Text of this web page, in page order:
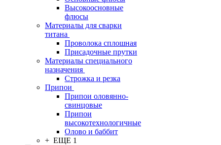
Высокоосновные
флюсы
Материалы для сварки
титана
Проволока сплошная
Присадочные прутки
Материалы специального
назначения
Строжка и резка
Припои
Припои оловянно-
свинцовые
Припои
высокотехнологичные
Олово и баббит
+ ЕЩЕ 1